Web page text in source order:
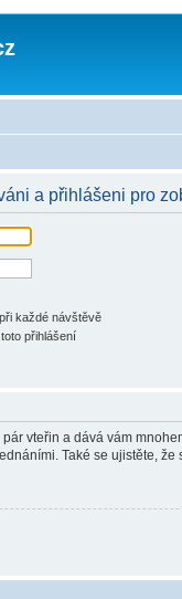
a přihlášeni pro
každé návštěvě
přihlášení
vteřin a dává vám
Také se ujistěte,